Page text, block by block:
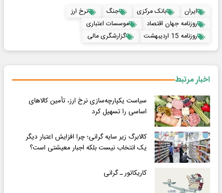
ایران بانک مرکزی جنگ
نرخ ارز
روزنامه جهان اقتصاد
موسسات اعتباری
روزنامه 15 اردیبهشت
گزارشگری مالی
اخبار مرتبط
سیاست یکپارچه‌سازی نرخ ارز، تأمین کالاهای
اساسی را تسهیل کرد
کالابرگ زیر سایه گرانی؛ چرا افزایش اعتبار دیگر
یک انتخاب نیست بلکه اجبار معیشتی است؟
کاریکاتور ـ گرانی